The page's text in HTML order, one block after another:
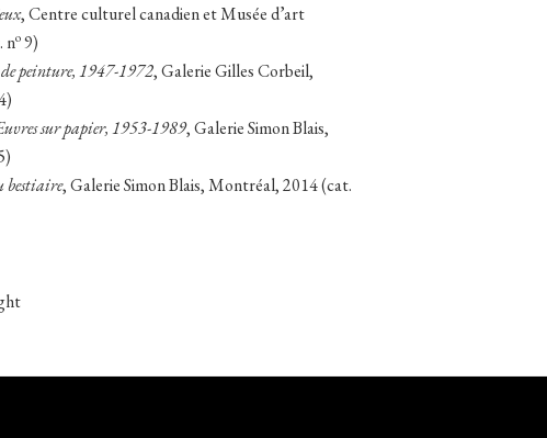
, Centre culturel canadien et Musée d’art
no9)
peinture, 1947-1972, Galerie Gilles Corbeil,
sur papier, 1953-1989, Galerie Simon Blais,
bestiaire, Galerie Simon Blais, Montréal, 2014 (cat.